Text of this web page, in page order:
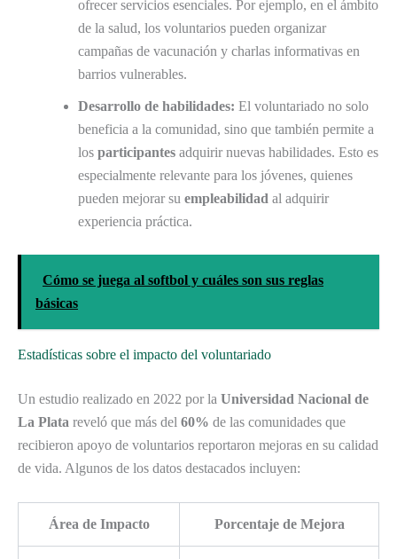
ofrecer servicios esenciales. Por ejemplo, en el ámbito
de la salud, los voluntarios pueden organizar
campañas de vacunación y charlas informativas en
barrios vulnerables.
Desarrollo de habilidades: El voluntariado no solo
beneficia a la comunidad, sino que también permite a
los participantes adquirir nuevas habilidades. Esto es
especialmente relevante para los jóvenes, quienes
pueden mejorar su empleabilidad al adquirir
experiencia práctica.
Cómo se juega al softbol y cuáles son sus reglas
básicas
Estadísticas sobre el impacto del voluntariado
Un estudio realizado en 2022 por la Universidad Nacional de
La Plata reveló que más del 60% de las comunidades que
recibieron apoyo de voluntarios reportaron mejoras en su calidad
de vida. Algunos de los datos destacados incluyen:
Área de Impacto Porcentaje de Mejora